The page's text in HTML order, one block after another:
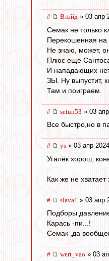
# Влэйд » 03 апр
Семак не только
Перекошенная на
Не знаю, может,
Плюс еще Сантоса
И нападающих нет
ЗЫ. Ну выпустит,
Там и поиграем.
# setun53 » 03
Все быстро,но в
# ys » 03 апр
Угалёк хорош,
Как же не
# slava1 » 03 апр
Подборы
Карась -пи...!
Семак ,да
# wert_vao » 03